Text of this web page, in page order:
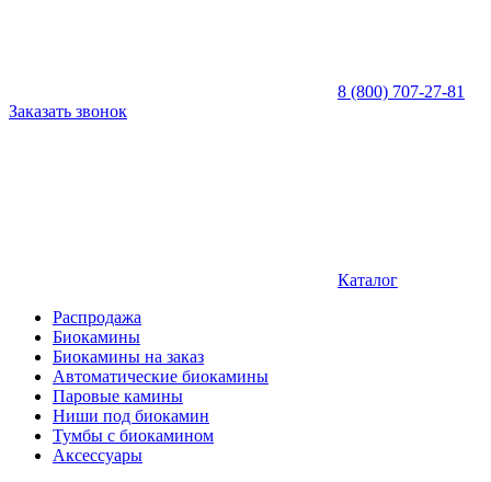
8 (800) 707-27-81
Заказать звонок
Каталог
Распродажа
Биокамины
Биокамины на заказ
Автоматические биокамины
Паровые камины
Ниши под биокамин
Тумбы с биокамином
Аксессуары